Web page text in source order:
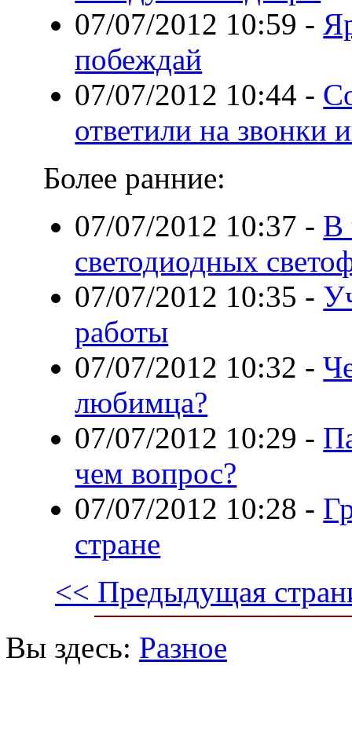
07/07/2012 10:59 -
побеждай
07/07/2012 10:44 -
ответили на звонки
Более ранние:
07/07/2012 10:37 - В
светодиодных
07/07/2012 10:35 -
работы
07/07/2012 10:32 -
любимца?
07/07/2012 10:29 -
чем вопрос?
07/07/2012 10:28 -
стране
<< Предыдущая
Вы здесь: Разное